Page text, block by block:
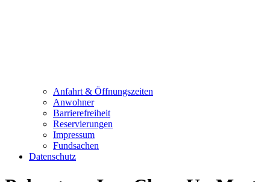
Anfahrt & Öffnungszeiten
Anwohner
Barrierefreiheit
Reservierungen
Impressum
Fundsachen
Datenschutz